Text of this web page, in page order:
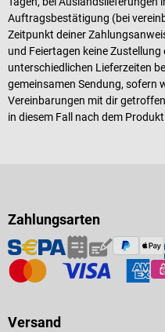
Auftragsbestätigung (bei
Zeitpunkt deiner
und Feiertagen keine
unterschiedlichen Lieferzeiten
gemeinsamen Sendung, sofern
Vereinbarungen mit dir
in diesem Fall nach dem
Zahlungsarten
Versand